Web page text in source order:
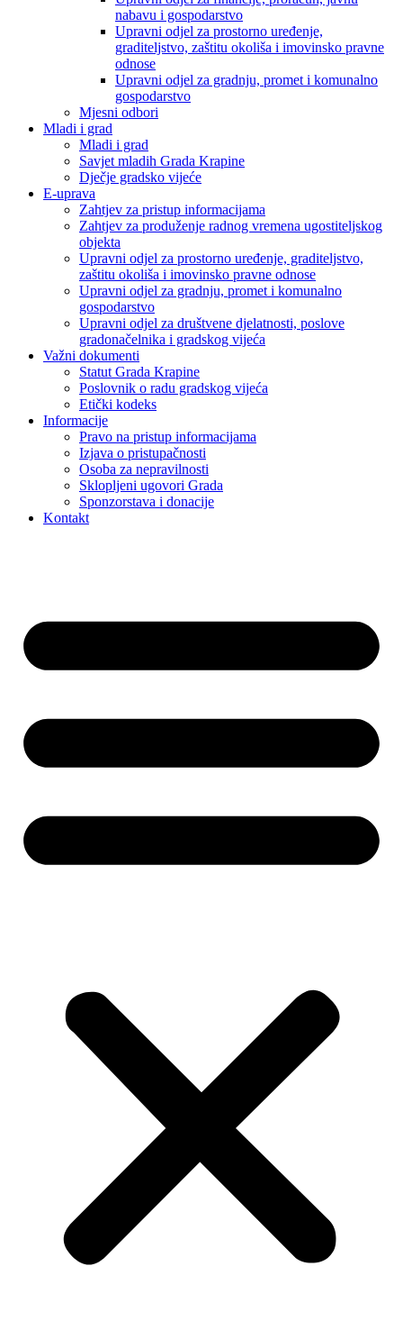
nabavu i gospodarstvo
Upravni odjel za prostorno uređenje,
graditeljstvo, zaštitu okoliša i imovinsko pravne
odnose
Upravni odjel za gradnju, promet i komunalno
gospodarstvo
Mjesni odbori
Mladi i grad
Mladi i grad
Savjet mladih Grada Krapine
Dječje gradsko vijeće
E-uprava
Zahtjev za pristup informacijama
Zahtjev za produženje radnog vremena ugostiteljskog
objekta
Upravni odjel za prostorno uređenje, graditeljstvo,
zaštitu okoliša i imovinsko pravne odnose
Upravni odjel za gradnju, promet i komunalno
gospodarstvo
Upravni odjel za društvene djelatnosti, poslove
gradonačelnika i gradskog vijeća
Važni dokumenti
Statut Grada Krapine
Poslovnik o radu gradskog vijeća
Etički kodeks
Informacije
Pravo na pristup informacijama
Izjava o pristupačnosti
Osoba za nepravilnosti
Sklopljeni ugovori Grada
Sponzorstava i donacije
Kontakt